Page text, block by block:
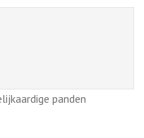
panden